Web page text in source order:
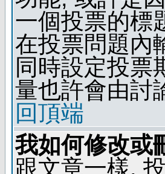
一個投票的標
在投票問題內
同時設定投票
量也許會由討
回頂端
我如何修改或
跟文章一樣,